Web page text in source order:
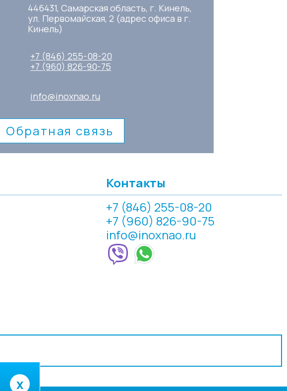
446431, Самарская область, г. Кинель,
ул. Первомайская, 2 (адрес офиса в г.
Кинель)
+7 (846) 255-08-20
+7 (960) 826-90-75
info@inoxnao.ru
Обратная связь
Контакты
+7 (846) 255-08-20
+7 (960) 826-90-75
info@inoxnao.ru
x